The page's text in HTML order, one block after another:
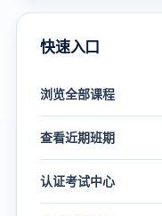
快速入口
浏览全部课程
查看近期班期
认证考试中心